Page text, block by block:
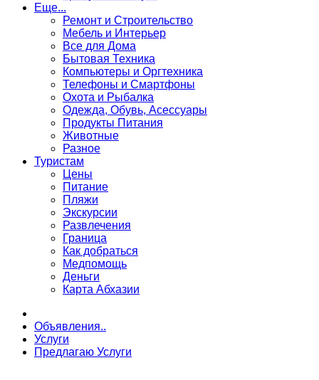
Еще...
Ремонт и Строительство
Мебель и Интерьер
Все для Дома
Бытовая Техника
Компьютеры и Оргтехника
Телефоны и Смартфоны
Охота и Рыбалка
Одежда, Обувь, Асессуары
Продукты Питания
Животные
Разное
Туристам
Цены
Питание
Пляжи
Экскурсии
Развлечения
Граница
Как добраться
Медпомощь
Деньги
Карта Абхазии
Объявления..
Услуги
Предлагаю Услуги